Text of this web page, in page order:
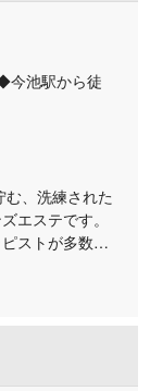
今池駅から徒
、洗練された
エステです。
ストが多数在
た心身の疲れ
上のひととき
特別なリフレ
イベートタイ